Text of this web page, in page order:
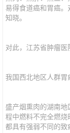
易得食道癌和胃癌
知晓。
对此，江苏省肿瘤医
我国西北地区人群胃
盛产烟熏肉的湖南
程中燃料不完全燃
都具有强弱不同的致